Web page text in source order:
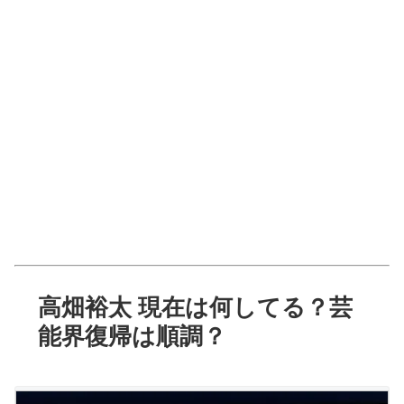
高畑裕太 現在は何してる？芸
能界復帰は順調？